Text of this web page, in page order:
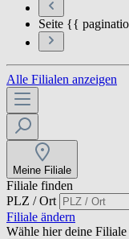
Seite {{
Alle Filialen anzeigen
Meine Filiale
Filiale finden
PLZ / Ort
Filiale ändern
Wähle hier deine Filiale